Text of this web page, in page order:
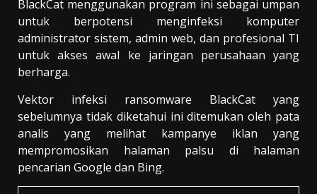
BlackCat menggunakan program ini sebagai umpan
untuk berpotensi menginfeksi komputer
administrator sistem, admin web, dan profesional TI
untuk akses awal ke jaringan perusahaan yang
berharga.
Vektor infeksi ransomware BlackCat yang
sebelumnya tidak diketahui ini ditemukan oleh pata
analis yang melihat kampanye iklan yang
mempromosikan halaman palsu di halaman
pencarian Google dan Bing.